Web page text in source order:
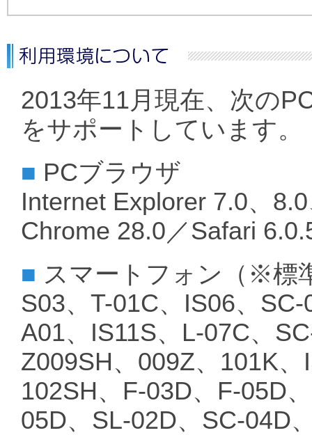
2013年11月現在、次の
をサポートしています。
■ PCブラウザ
Internet Explorer 7.0、
Chrome 28.0／Safari
■ スマートフォン（※標
S03、T-01C、IS06、
A01、IS11S、L-07C、
Z009SH、009Z、101K
102SH、F-03D、F-05D
05D、SL-02D、SC-04D